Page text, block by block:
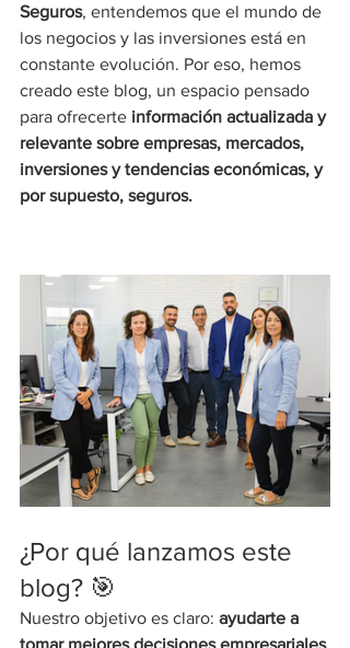
Seguros, entendemos que el mundo de
los negocios y las inversiones está en
constante evolución. Por eso, hemos
creado este blog, un espacio pensado
para ofrecerte información actualizada y
relevante sobre empresas, mercados,
inversiones y tendencias económicas, y
por supuesto, seguros.
¿Por qué lanzamos este
blog? 🎯
Nuestro objetivo es claro: ayudarte a
tomar mejores decisiones empresariales